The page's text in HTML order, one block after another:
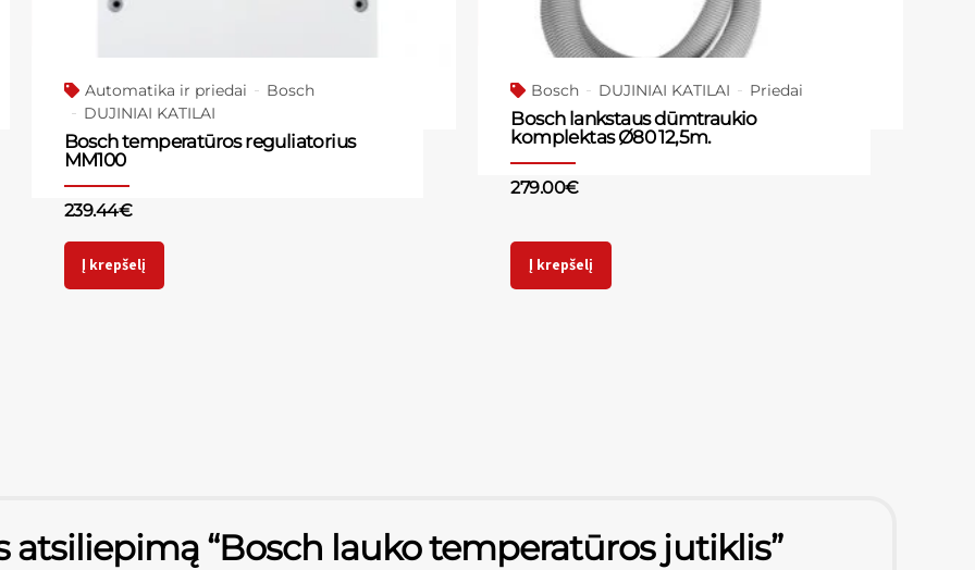
Automatika ir priedai
Bosch
DUJINIAI KATILAI
Bosch temperatūros reguliatorius
MM100
239.44€
Į krepšelį
Bosch DUJINIAI KATILAI Priedai
Bosch lankstaus dūmtraukio
komplektas Ø80 12,5m.
279.00€
Į krepšelį
atsiliepimą “Bosch lauko temperatūros jutiklis”